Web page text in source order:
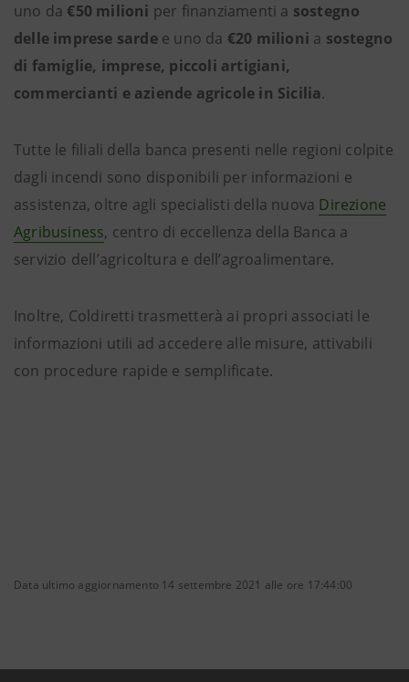
uno da €50 milioni per finanziamenti a sostegno
delle imprese sardee uno da €20 milioni a sostegno
di famiglie, imprese, piccoli artigiani,
commercianti e aziende agricole in Sicilia.
Tutte le filiali della banca presenti nelle regioni colpite
dagli incendi sono disponibili per informazioni e
assistenza, oltre agli specialisti della nuova Direzione
Agribusiness, centro di eccellenza della Banca a
servizio dell’agricoltura e dell’agroalimentare.
Inoltre, Coldiretti trasmetterà ai propri associati le
informazioni utili ad accedere alle misure, attivabili
con procedure rapide e semplificate.
Data ultimo aggiornamento 14 settembre 2021 alle ore 17:44:00